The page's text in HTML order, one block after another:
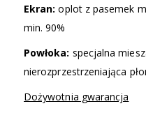
Ekran: oplot z pasemek
min. 90%
Powłoka: specjalna
nierozprzestrzeniająca
Dożywotnia gwarancja